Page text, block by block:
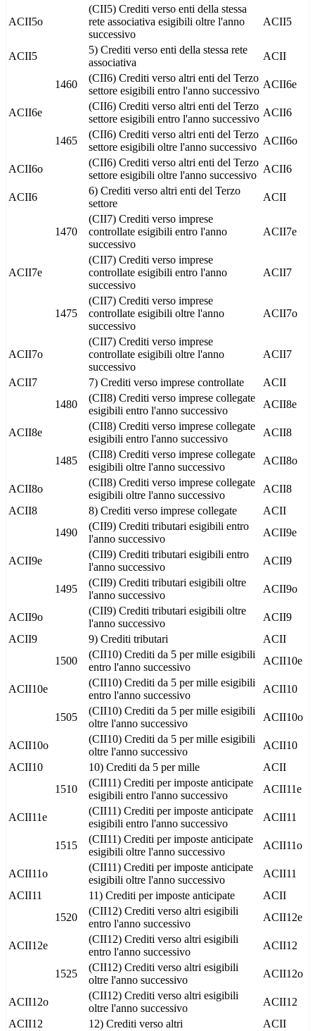
ACII5o
(CII5) Crediti verso enti della stessa
rete associativa esigibili oltre l'anno
successivo
ACII5
ACII5
5) Crediti verso enti della stessa rete
associativa
ACII
1460
(CII6) Crediti verso altri enti del Terzo
settore esigibili entro l'anno successivo
ACII6e
ACII6e
(CII6) Crediti verso altri enti del Terzo
settore esigibili entro l'anno successivo
ACII6
1465
(CII6) Crediti verso altri enti del Terzo
settore esigibili oltre l'anno successivo
ACII6o
ACII6o
(CII6) Crediti verso altri enti del Terzo
settore esigibili oltre l'anno successivo
ACII6
ACII6
6) Crediti verso altri enti del Terzo
settore
ACII
1470
(CII7) Crediti verso imprese
controllate esigibili entro l'anno
successivo
ACII7e
ACII7e
(CII7) Crediti verso imprese
controllate esigibili entro l'anno
successivo
ACII7
1475
(CII7) Crediti verso imprese
controllate esigibili oltre l'anno
successivo
ACII7o
ACII7o
(CII7) Crediti verso imprese
controllate esigibili oltre l'anno
successivo
ACII7
ACII7 7) Crediti verso imprese controllate
ACII
1480
(CII8) Crediti verso imprese collegate
esigibili entro l'anno successivo
ACII8e
ACII8e
(CII8) Crediti verso imprese collegate
esigibili entro l'anno successivo
ACII8
1485
(CII8) Crediti verso imprese collegate
esigibili oltre l'anno successivo
ACII8o
ACII8o
(CII8) Crediti verso imprese collegate
esigibili oltre l'anno successivo
ACII8
ACII8
8) Crediti verso imprese collegate
ACII
1490
(CII9) Crediti tributari esigibili entro
l'anno successivo
ACII9e
ACII9e
(CII9) Crediti tributari esigibili entro
l'anno successivo
ACII9
1495
(CII9) Crediti tributari esigibili oltre
l'anno successivo
ACII9o
ACII9o
(CII9) Crediti tributari esigibili oltre
l'anno successivo
ACII9
ACII9
9) Crediti tributari
ACII
1500
(CII10) Crediti da 5 per mille esigibili
entro l'anno successivo
ACII10e
ACII10e
(CII10) Crediti da 5 per mille esigibili
entro l'anno successivo
ACII10
1505
(CII10) Crediti da 5 per mille esigibili
oltre l'anno successivo
ACII10o
ACII10o
(CII10) Crediti da 5 per mille esigibili
oltre l'anno successivo
ACII10
ACII10
10) Crediti da 5 per mille
ACII
1510
(CII11) Crediti per imposte anticipate
esigibili entro l'anno successivo
ACII11e
ACII11e
(CII11) Crediti per imposte anticipate
esigibili entro l'anno successivo
ACII11
1515
(CII11) Crediti per imposte anticipate
esigibili oltre l'anno successivo
ACII11o
ACII11o
(CII11) Crediti per imposte anticipate
esigibili oltre l'anno successivo
ACII11
ACII11
11) Crediti per imposte anticipate
ACII
1520
(CII12) Crediti verso altri esigibili
entro l'anno successivo
ACII12e
ACII12e
(CII12) Crediti verso altri esigibili
entro l'anno successivo
ACII12
1525
(CII12) Crediti verso altri esigibili
oltre l'anno successivo
ACII12o
ACII12o
(CII12) Crediti verso altri esigibili
oltre l'anno successivo
ACII12
ACII12
12) Crediti verso altri ACII